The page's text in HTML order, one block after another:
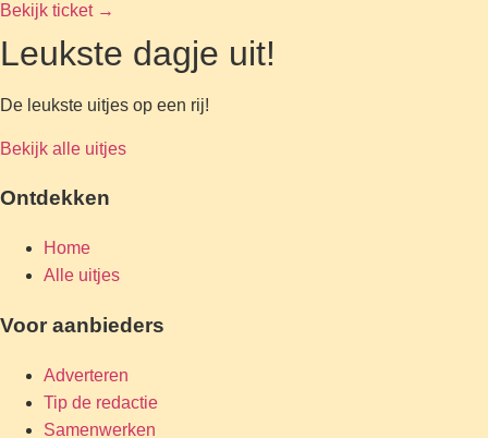
Bekijk ticket →
Leukste dagje uit!
De leukste uitjes op een rij!
Bekijk alle uitjes
Ontdekken
Home
Alle uitjes
Voor aanbieders
Adverteren
Tip de redactie
Samenwerken